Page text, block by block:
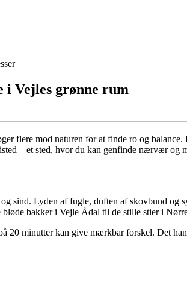
i Vejles grønne rum
flere mod naturen for at finde ro og
– et sted, hvor du kan genfinde nærvær og
sind. Lyden af fugle, duften af skovbund og
bakker i Vejle Ådal til de stille stier i
20 minutter kan give mærkbar forskel. Det